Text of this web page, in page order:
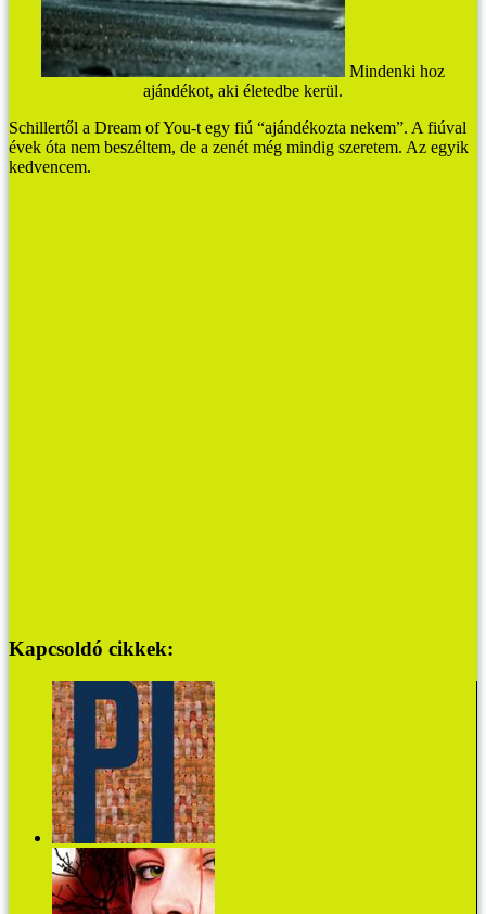
Mindenki hoz
ajándékot, aki életedbe kerül.
Schillertől a Dream of You-t egy fiú “ajándékozta nekem”. A fiúval
évek óta nem beszéltem, de a zenét még mindig szeretem. Az egyik
kedvencem.
Kapcsoldó cikkek: